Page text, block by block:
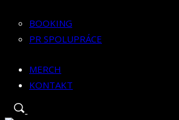
BOOKING
PR SPOLUPRÁCE
MERCH
KONTAKT